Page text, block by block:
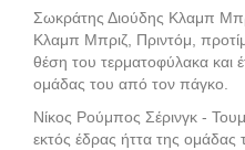
Σωκράτης Διούδης Κλαμπ
Κλαμπ Μπριζ, Πριντόμ,
θέση του τερματοφύλακα και
ομάδας του από τον πάγκο.
Νίκος Ρούμπος Σέρινγκ -
εκτός έδρας ήττα της ομάδας